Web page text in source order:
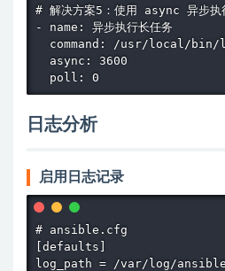
# 解决方案5：使用 async 异步执
- name: 异步执行长任务
command: /usr/local/bin/
  async: 3600
  poll: 0
日志分析
启用日志记录
# ansible.cfg
[defaults]
log_path = /var/log/